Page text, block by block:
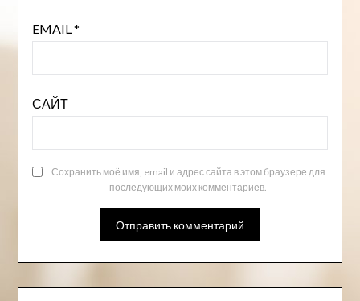
EMAIL *
САЙТ
Сохранить моё имя, email и адрес сайта в этом браузере для
последующих моих комментариев.